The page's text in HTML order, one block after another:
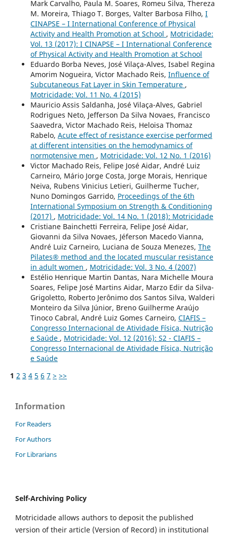
Mark Carvalho, Paula M. Soares, Romeu Silva, Thereza
M. Moreira, Thiago T. Borges, Valter Barbosa Filho, I
CINAPSE – I International Conference of Physical
Activity and Health Promotion at School , Motricidade:
Vol. 13 (2017): I CINAPSE – I International Conference
of Physical Activity and Health Promotion at School
Eduardo Borba Neves, José Vilaça-Alves, Isabel Regina
Amorim Nogueira, Victor Machado Reis, Influence of
Subcutaneous Fat Layer in Skin Temperature ,
Motricidade: Vol. 11 No. 4 (2015)
Mauricio Assis Saldanha, José Vilaça-Alves, Gabriel
Rodrigues Neto, Jefferson Da Silva Novaes, Francisco
Saavedra, Victor Machado Reis, Heloisa Thomaz
Rabelo, Acute effect of resistance exercise performed
at different intensities on the hemodynamics of
normotensive men , Motricidade: Vol. 12 No. 1 (2016)
Victor Machado Reis, Felipe José Aidar, André Luiz
Carneiro, Mário Jorge Costa, Jorge Morais, Henrique
Neiva, Rubens Vinicius Letieri, Guilherme Tucher,
Nuno Domingos Garrido, Proceedings of the 6th
International Symposium on Strength & Conditioning
(2017) , Motricidade: Vol. 14 No. 1 (2018): Motricidade
Cristiane Bainchetti Ferreira, Felipe José Aidar,
Giovanni da Silva Novaes, Jéferson Macedo Vianna,
André Luiz Carneiro, Luciana de Souza Menezes, The
Pilates® method and the located muscular resistance
in adult women , Motricidade: Vol. 3 No. 4 (2007)
Estélio Henrique Martin Dantas, Nara Michelle Moura
Soares, Felipe José Martins Aidar, Marzo Edir da Silva-
Grigoletto, Roberto Jerônimo dos Santos Silva, Walderi
Monteiro da Silva Júnior, Breno Guilherme Araújo
Tinoco Cabral, André Luiz Gomes Carneiro, CIAFIS –
Congresso Internacional de Atividade Física, Nutrição
e Saúde , Motricidade: Vol. 12 (2016): S2 - CIAFIS –
Congresso Internacional de Atividade Física, Nutrição
e Saúde
1 2 3 4 5 6 7 > >>
Information
For Readers
For Authors
For Librarians
Self-Archiving Policy
Motricidade allows authors to deposit the published
version of their article (Version of Record) in institutional